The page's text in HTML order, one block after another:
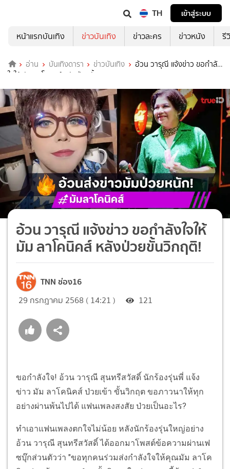
TH
เข้าสู่ระบบ
หน้าแรกบันเทิง
ข่าวบันเทิง ข่าวละคร ข่าวหนัง รี
อ่าน บันเทิงดารา ข่าวบันเทิง
อ้วน วารุณี แจ้งข่าว ขอกำลัง
ใจให้ มัม ลาโคนิคส์ หลังป่วยขั้นวิกฤติ!
อ้วน วารุณี แจ้งข่าว ขอกำลังใจให้
มัม ลาโคนิคส์ หลังป่วยขั้นวิกฤติ!
TNN ช่อง16
29 กรกฎาคม 2568 ( 14:21 ) 121
ขอกำลังใจ! อ้วน วารุณี สุนทรีสวัสดิ์ นักร้องรุ่นพี่ แจ้ง
ข่าว มัม ลาโคนิคส์ ป่วยเข้า ขั้นวิกฤต ขอภาวนาให้ทุก
อย่างผ่านพ้นไปได้ แฟนเพลงสงสัย ป่วยเป็นอะไร?
ทำเอาแฟนเพลงตกใจไม่น้อย หลังนักร้องรุ่นใหญ่อย่าง
อ้วน วารุณี สุนทรีสวัสดิ์ ได้ออกมาโพสต์ข้อความผ่านเฟ
ซบุ๊กส่วนตัวว่า "ขอทุกคนร่วมส่งกำลังใจให้คุณมัม ลาโค